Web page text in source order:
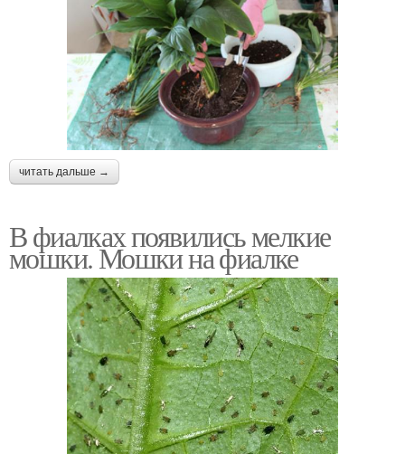
читать дальше →
В фиалках появились мелкие
мошки. Мошки на фиалке